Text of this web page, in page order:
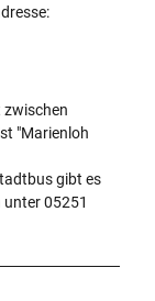
zwischen
"Marienloh
gibt es
05251